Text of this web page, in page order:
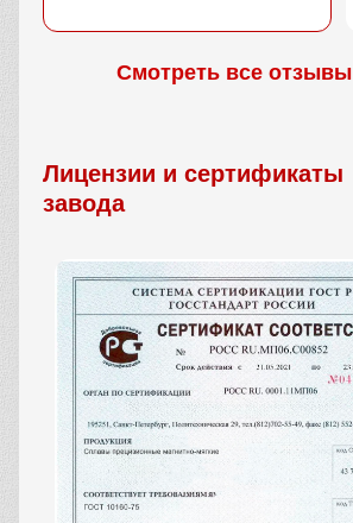
Смотреть все отзывы
Лицензии и сертификаты
завода